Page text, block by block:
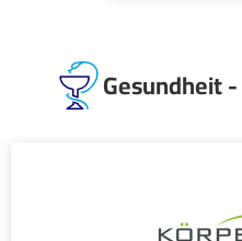
Gesundheit